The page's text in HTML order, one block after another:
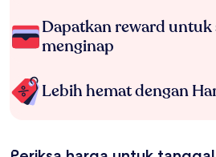
Dapatkan reward
menginap
Lebih hemat dengan